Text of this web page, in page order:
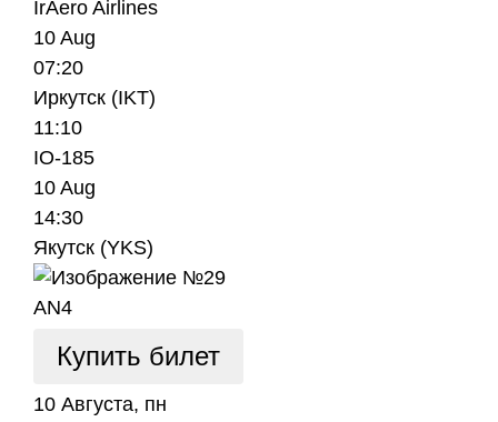
IrAero Airlines
10 Aug
07:20
Иркутск (IKT)
11:10
IO-185
10 Aug
14:30
Якутск (YKS)
AN4
Купить билет
10 Августа, пн